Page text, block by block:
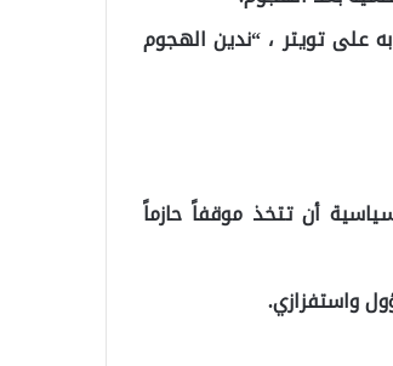
على تويتر ، “ندين الهجوم
أن تتخذ موقفاً حازماً
واستفزازي.